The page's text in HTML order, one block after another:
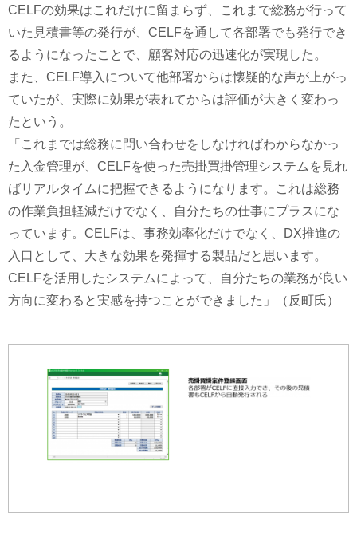
CELFの効果はこれだけに留まらず、これまで総務が行って
いた見積書等の発行が、CELFを通して各部署でも発行でき
るようになったことで、顧客対応の迅速化が実現した。
また、CELF導入について他部署からは懐疑的な声が上がっ
ていたが、実際に効果が表れてからは評価が大きく変わっ
たという。
「これまでは総務に問い合わせをしなければわからなかっ
た入金管理が、CELFを使った売掛買掛管理システムを見れ
ばリアルタイムに把握できるようになります。これは総務
の作業負担軽減だけでなく、自分たちの仕事にプラスにな
っています。CELFは、事務効率化だけでなく、DX推進の
入口として、大きな効果を発揮する製品だと思います。
CELFを活用したシステムによって、自分たちの業務が良い
方向に変わると実感を持つことができました」（反町氏）